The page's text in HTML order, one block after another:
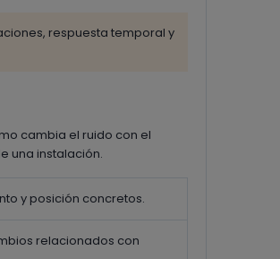
respuesta temporal y
cambia el ruido con el
una instalación.
y posición concretos.
relacionados con